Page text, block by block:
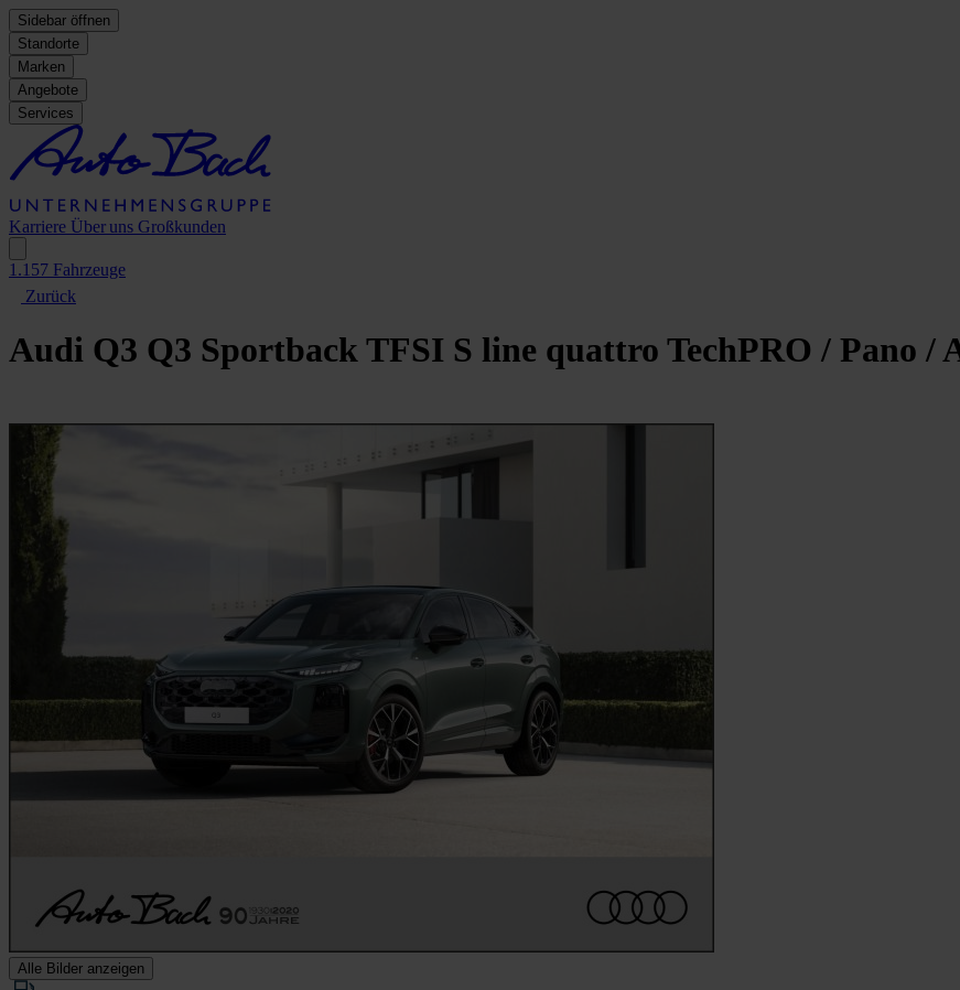
Sidebar öffnen
Standorte
Marken
Angebote
Services
Karriere Über uns Großkunden
1.157 Fahrzeuge
Zurück
Audi Q3 Q3 Sportback TFSI S line quattro TechPRO / Pano /
Alle Bilder anzeigen